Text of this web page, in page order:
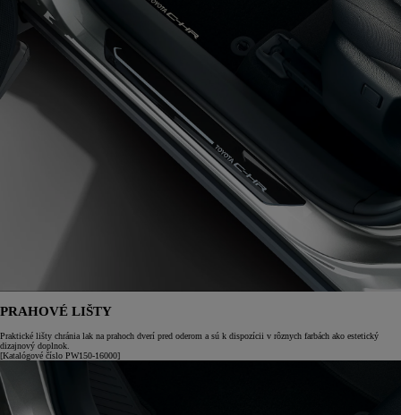
PRAHOVÉ LIŠTY
Praktické lišty chránia lak na prahoch dverí pred oderom a sú k dispozícii v rôznych farbách ako estetický
dizajnový doplnok.
[Katalógové číslo PW150-16000]